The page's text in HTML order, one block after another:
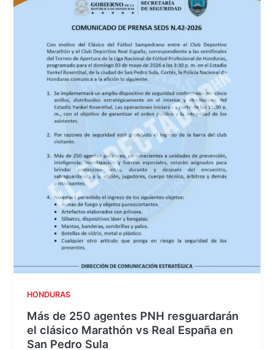
HONDURAS
Más de 250 agentes PNH resguardarán
el clásico Marathón vs Real España en
San Pedro Sula